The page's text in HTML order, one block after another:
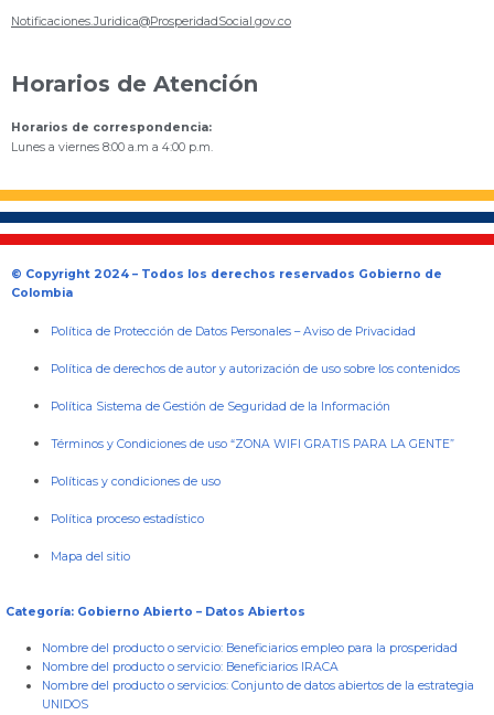
Notificaciones.Juridica@ProsperidadSocial.gov.co
Horarios de Atención
Horarios de correspondencia:
Lunes a viernes 8:00 a.m a 4:00 p.m.
© Copyright 2024 – Todos los derechos reservados Gobierno de
Colombia
Política de Protección de Datos Personales –Aviso de Privacidad
Política de derechos de autor y autorización de uso sobre los contenidos
Política Sistema de Gestión de Seguridad de la Información
Términos y Condiciones de uso “ZONA WIFI GRATIS PARA LA GENTE”
Políticas y condiciones de uso
Política proceso estadístico
Mapa del sitio
Categoría: Gobierno Abierto – Datos Abiertos
Nombre del producto o servicio: Beneficiarios empleo para la prosperidad
Nombre del producto o servicio: Beneficiarios IRACA
Nombre del producto o servicios: Conjunto de datos abiertos de la estrategia
UNIDOS